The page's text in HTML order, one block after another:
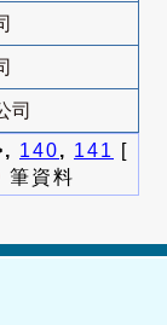
司
140, 141
[
筆資料